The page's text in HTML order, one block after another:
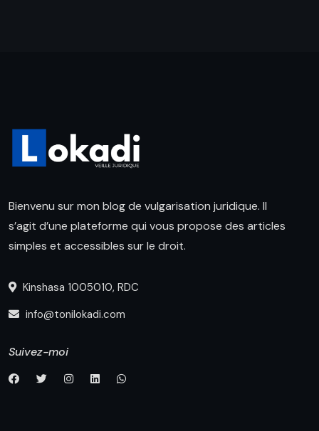
Bienvenu sur mon blog de vulgarisation juridique. Il
s’agit d’une plateforme qui vous propose des articles
simples et accessibles sur le droit.
Kinshasa 1005010, RDC
info@tonilokadi.com
Suivez-moi